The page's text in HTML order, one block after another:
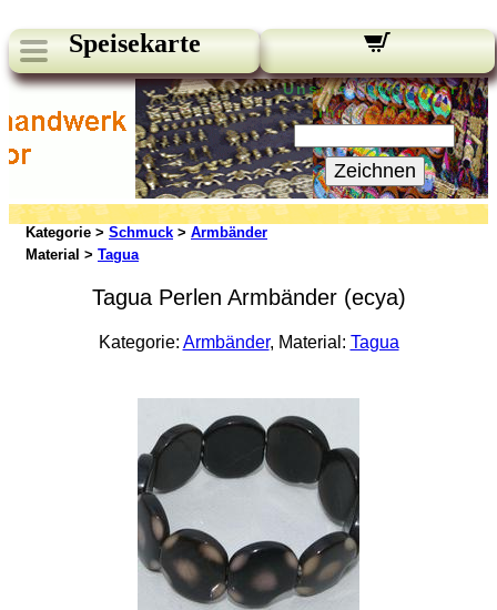
Speisekarte
Unsere Newsletter:
Ihre E-Mail:
Zeichnen
Kategorie > Schmuck > Armbänder
Material > Tagua
Tagua Perlen Armbänder (ecya)
Kategorie: Armbänder, Material: Tagua